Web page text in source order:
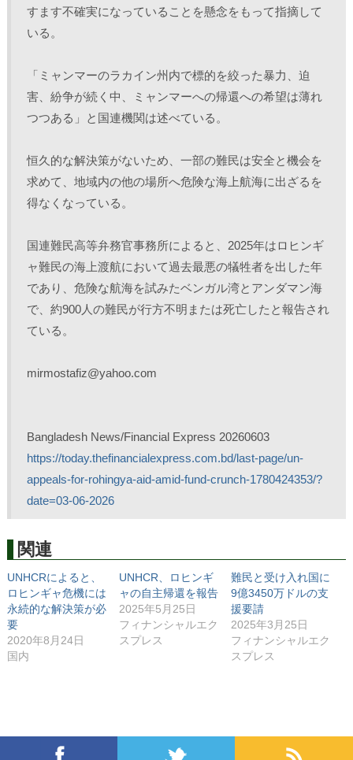
すます不確実になっていることを懸念をもって指摘して
いる。
「ミャンマーのラカイン州内で標的を絞った暴力、迫
害、紛争が続く中、ミャンマーへの帰還への希望は薄れ
つつある」と国連機関は述べている。
恒久的な解決策がないため、一部の難民は安全と機会を
求めて、地域内の他の場所へ危険な海上航海に出ざるを
得なくなっている。
国連難民高等弁務官事務所によると、2025年はロヒンギ
ャ難民の海上渡航において過去最悪の犠牲者を出した年
であり、危険な航海を試みたベンガル湾とアンダマン海
で、約900人の難民が行方不明または死亡したと報告され
ている。
mirmostafiz@yahoo.com
Bangladesh News/Financial Express 20260603
https://today.thefinancialexpress.com.bd/last-page/un-
appeals-for-rohingya-aid-amid-fund-crunch-1780424353/?
date=03-06-2026
関連
UNHCRによると、
ロヒンギャ危機には
永続的な解決策が必
要
2020年8月24日
国内
UNHCR、ロヒンギ
ャの自主帰還を報告
2025年5月25日
フィナンシャルエク
スプレス
難民と受け入れ国に
9億3450万ドルの支
援要請
2025年3月25日
フィナンシャルエク
スプレス